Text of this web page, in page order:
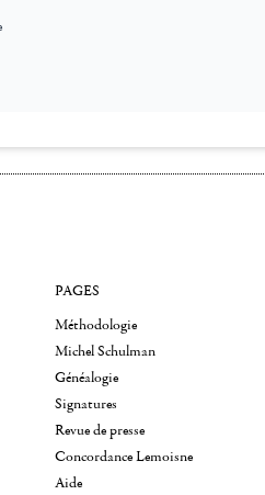
PAGES
Méthodologie
Michel Schulman
Généalogie
Signatures
Revue de presse
Concordance Lemoisne
Aide